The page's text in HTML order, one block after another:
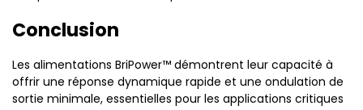
Conclusion
Les alimentations BriPower™ démontrent leur capacité à
offrir une réponse dynamique rapide et une ondulation de
sortie minimale, essentielles pour les applications critiques